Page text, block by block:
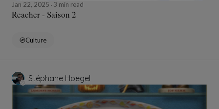
Jan 22, 2025 3 min read
Reacher - Saison 2
Culture
Stéphane Hoegel